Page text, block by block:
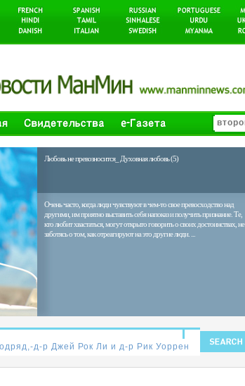
Любовь не превозносится_ Духовная любовь (5)
Очень часто, когда люди чувствуют в чем-то свое превосходство над
другими, им приятно выставить себя напоказ и получить признание. Те,
кто любит хвастаться, могут открыто говорить о своих достоинствах, не
заботясь о том, как отреагируют на это другие люди. ...